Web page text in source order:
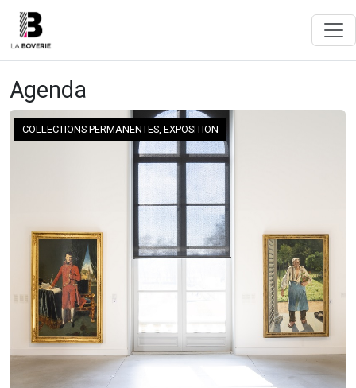
Agenda
COLLECTIONS PERMANENTES, EXPOSITION